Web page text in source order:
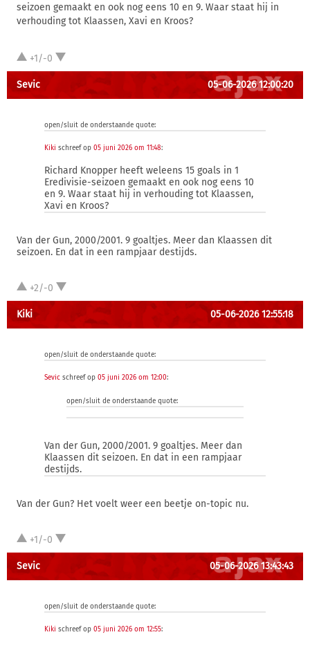
seizoen gemaakt en ook nog eens 10 en 9. Waar staat hij in
verhouding tot Klaassen, Xavi en Kroos?
+1/-0
Sevic 05-06-2026 12:00:20
open/sluit de onderstaande quote:
Kiki schreef op 05 juni 2026 om 11:48:
Richard Knopper heeft weleens 15 goals in 1
Eredivisie-seizoen gemaakt en ook nog eens 10
en 9. Waar staat hij in verhouding tot Klaassen,
Xavi en Kroos?
Van der Gun, 2000/2001. 9 goaltjes. Meer dan Klaassen dit
seizoen. En dat in een rampjaar destijds.
+2/-0
Kiki 05-06-2026 12:55:18
open/sluit de onderstaande quote:
Sevic schreef op 05 juni 2026 om 12:00:
open/sluit de onderstaande quote:
Van der Gun, 2000/2001. 9 goaltjes. Meer dan
Klaassen dit seizoen. En dat in een rampjaar
destijds.
Van der Gun? Het voelt weer een beetje on-topic nu.
+1/-0
Sevic 05-06-2026 13:43:43
open/sluit de onderstaande quote:
Kiki schreef op 05 juni 2026 om 12:55: